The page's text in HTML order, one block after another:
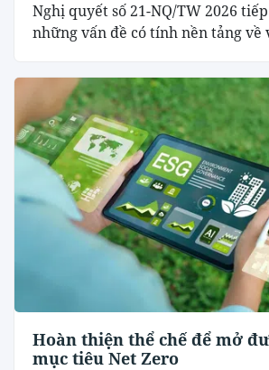
Nghị quyết số 21-NQ/TW 2026
những vấn đề có tính nền tảng về
Hoàn thiện thể chế để mở
mục tiêu Net Zero